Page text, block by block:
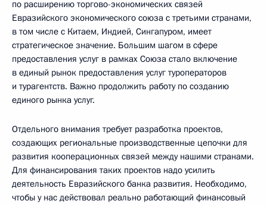
по расширению торгово-экономических связей
Евразийского экономического союза с третьими странами,
в том числе с Китаем, Индией, Сингапуром, имеет
стратегическое значение. Большим шагом в сфере
предоставления услуг в рамках Союза стало включение
в единый рынок предоставления услуг туроператоров
и турагентств. Важно продолжить работу по созданию
единого рынка услуг.
Отдельного внимания требует разработка проектов,
создающих региональные производственные цепочки для
развития кооперационных связей между нашими странами.
Для финансирования таких проектов надо усилить
деятельность Евразийского банка развития. Необходимо,
чтобы у нас действовал реально работающий финансовый